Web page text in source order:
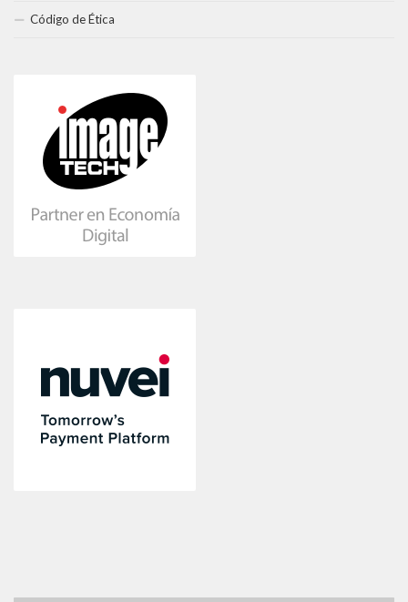
Código de Ética